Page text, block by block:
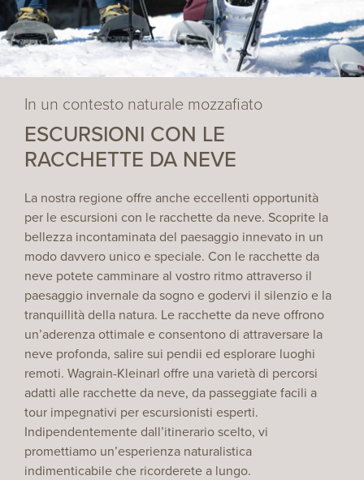
In un contesto naturale mozzafiato
ESCURSIONI CON LE
RACCHETTE DA NEVE
La nostra regione offre anche eccellenti opportunità
per le escursioni con le racchette da neve. Scoprite la
bellezza incontaminata del paesaggio innevato in un
modo davvero unico e speciale. Con le racchette da
neve potete camminare al vostro ritmo attraverso il
paesaggio invernale da sogno e godervi il silenzio e la
tranquillità della natura. Le racchette da neve offrono
un’aderenza ottimale e consentono di attraversare la
neve profonda, salire sui pendii ed esplorare luoghi
remoti. Wagrain-Kleinarl offre una varietà di percorsi
adatti alle racchette da neve, da passeggiate facili a
tour impegnativi per escursionisti esperti.
Indipendentemente dall’itinerario scelto, vi
promettiamo un’esperienza naturalistica
indimenticabile che ricorderete a lungo.